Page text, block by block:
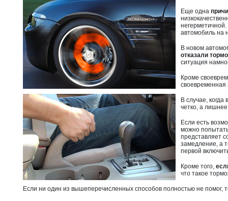
Еще одна
автомобиль на
В новом
отказали
ситуация
Кроме
своевременная
В случае, когда
четко, а
Если есть
можно
представляет
замедление, а
первой
Кроме того,
что такое
Если ни один из вышеперечисленных способов полностью не помог,